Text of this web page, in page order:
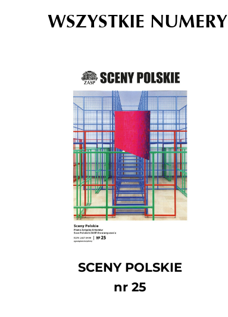
WSZYSTKIE NUMERY
SCENY POLSKIE
nr 25